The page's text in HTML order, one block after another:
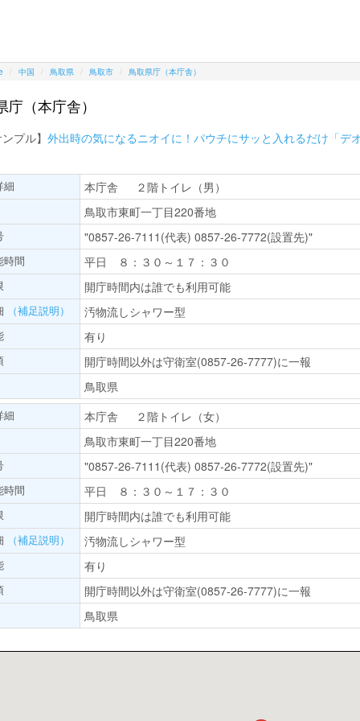
中国 鳥取県 鳥取市 鳥取県庁（本庁舎）
庁（本庁舎）
プル】 外出時の気になるニオイに！パウチにサッと入れるだけ「デ
細
本庁舎 ２階トイレ（男）
鳥取市東町一丁目220番地
"0857-26-7111(代表) 0857-26-7772(設置先)"
時間 平日 ８：３０～１７：３０
開庁時間内は誰でも利用可能
（補足説明） 汚物流しシャワー型
有り
開庁時間以外は守衛室(0857-26-7777)に一報
鳥取県
細
本庁舎 ２階トイレ（女）
鳥取市東町一丁目220番地
"0857-26-7111(代表) 0857-26-7772(設置先)"
時間 平日 ８：３０～１７：３０
開庁時間内は誰でも利用可能
（補足説明） 汚物流しシャワー型
有り
開庁時間以外は守衛室(0857-26-7777)に一報
鳥取県